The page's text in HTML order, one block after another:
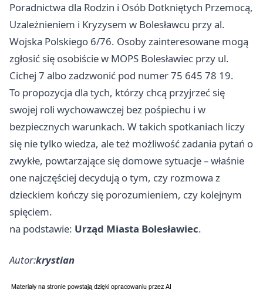
Poradnictwa dla Rodzin i Osób Dotkniętych Przemocą,
Uzależnieniem i Kryzysem w Bolesławcu przy al.
Wojska Polskiego 6/76. Osoby zainteresowane mogą
zgłosić się osobiście w MOPS Bolesławiec przy ul.
Cichej 7 albo zadzwonić pod numer 75 645 78 19.
To propozycja dla tych, którzy chcą przyjrzeć się
swojej roli wychowawczej bez pośpiechu i w
bezpiecznych warunkach. W takich spotkaniach liczy
się nie tylko wiedza, ale też możliwość zadania pytań o
zwykłe, powtarzające się domowe sytuacje – właśnie
one najczęściej decydują o tym, czy rozmowa z
dzieckiem kończy się porozumieniem, czy kolejnym
spięciem.
na podstawie: Urząd Miasta Bolesławiec.
Autor:krystian